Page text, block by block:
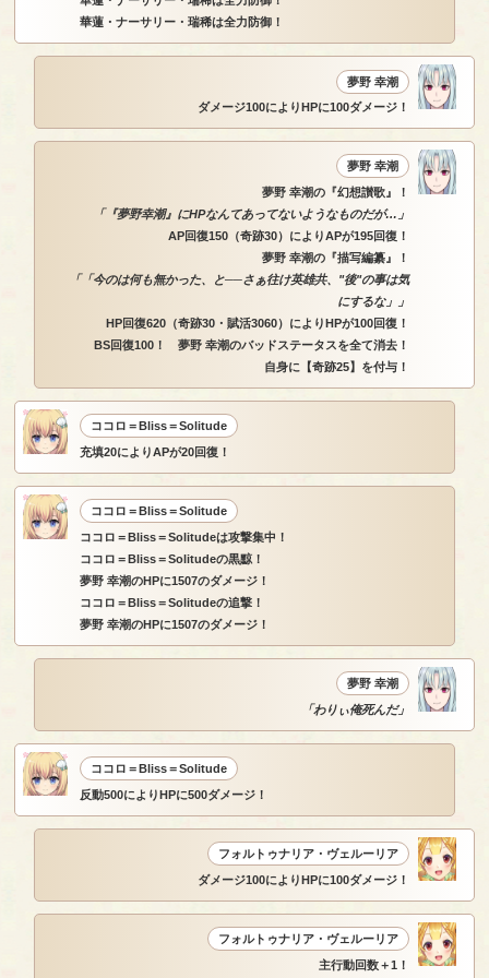
華蓮・ナーサリー・瑞稀は全力防御！
夢野 幸潮
ダメージ100によりHPに100ダメージ！
夢野 幸潮
夢野 幸潮の『幻想讃歌』！
「『夢野幸潮』にHPなんてあってないようなものだが…」
AP回復150（奇跡30）によりAPが195回復！
夢野 幸潮の『描写編纂』！
「「今のは何も無かった、と──さぁ往け英雄共、"後"の事は気
にするな」」
HP回復620（奇跡30・賦活3060）によりHPが100回復！
BS回復100！ 夢野 幸潮のバッドステータスを全て消去！
自身に【奇跡25】を付与！
ココロ＝Bliss＝Solitude
充填20によりAPが20回復！
ココロ＝Bliss＝Solitude
ココロ＝Bliss＝Solitudeは攻撃集中！
ココロ＝Bliss＝Solitudeの黒黥！
夢野 幸潮のHPに1507のダメージ！
ココロ＝Bliss＝Solitudeの追撃！
夢野 幸潮のHPに1507のダメージ！
夢野 幸潮
「わりぃ俺死んだ」
ココロ＝Bliss＝Solitude
反動500によりHPに500ダメージ！
フォルトゥナリア・ヴェルーリア
ダメージ100によりHPに100ダメージ！
フォルトゥナリア・ヴェルーリア
主行動回数＋1！